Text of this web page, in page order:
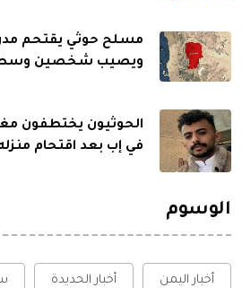
مسلح حوثي يقتحم
ويصيب شخصين وسط
الحوثيون يختطفون
في إب بعد اقتحام
الوسوم
أخبار اليمن أخبار الحديدة